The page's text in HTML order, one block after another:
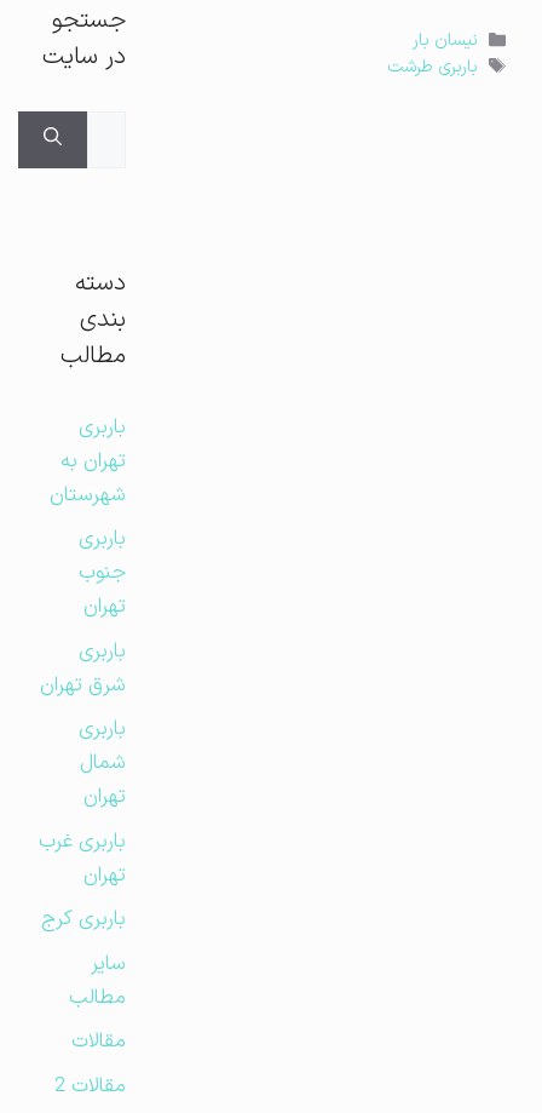
دسته‌ها
نیسان بار
برچسب‌ها
باربری طرشت
جستجو
در سایت
دسته
بندی
مطالب
باربری
تهران به
شهرستان
باربری
جنوب
تهران
باربری
شرق تهران
باربری
شمال
تهران
باربری غرب
تهران
باربری کرج
مطالب
مقالات
مقالات 2